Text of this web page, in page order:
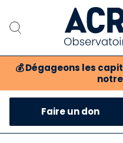
💰 Dégageons les
Notre
Notre
Faire un don